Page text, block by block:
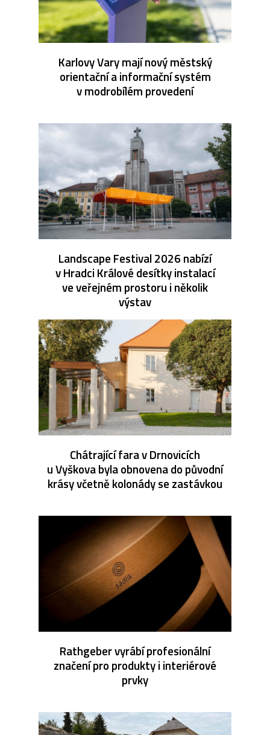
Karlovy Vary mají nový městský
orientační a informační systém
v modrobílém provedení
Landscape Festival 2026 nabízí
v Hradci Králové desítky instalací
ve veřejném prostoru i několik
výstav
Chátrající fara v Drnovicích
u Vyškova byla obnovena do původní
krásy včetně kolonády se zastávkou
Rathgeber vyrábí profesionální
značení pro produkty i interiérové
prvky